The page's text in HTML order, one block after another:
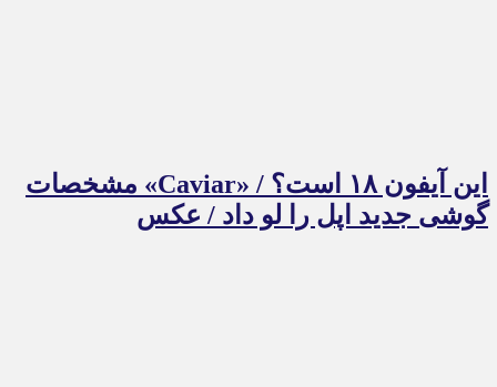
این آیفون ۱۸ است؟ / «Caviar» مشخصات
گوشی جدید اپل را لو داد / عکس